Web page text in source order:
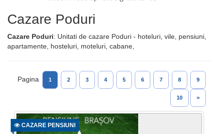
Cazare Poduri
Cazare Poduri: Unitati de cazare Poduri - hoteluri, vile, pensiuni,
apartamente, hosteluri, moteluri, cabane,
Pagina 1 2 3 4 5 6 7 8 9
10 >
CAZARE PENSIUNI